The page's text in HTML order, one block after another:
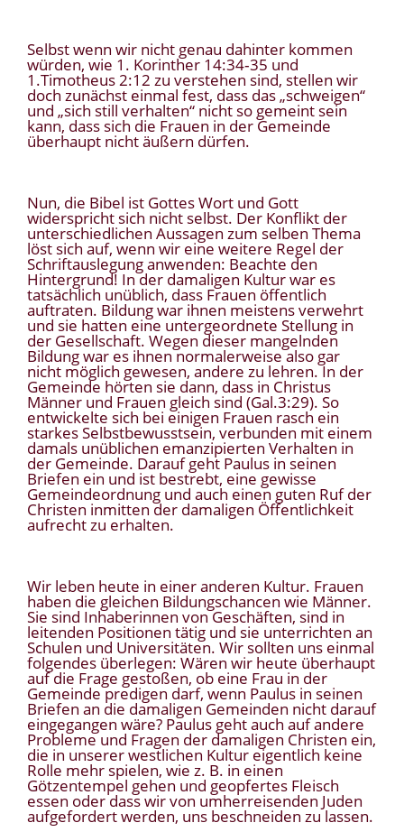
Selbst wenn wir nicht genau dahinter kommen
würden, wie 1. Korinther 14:34‑35 und
1.Timotheus 2:12 zu verstehen sind, stellen wir
doch zunächst einmal fest, dass das „schweigen“
und „sich still verhalten“ nicht so gemeint sein
kann, dass sich die Frauen in der Gemeinde
überhaupt nicht äußern dürfen.
Nun, die Bibel ist Gottes Wort und Gott
widerspricht sich nicht selbst. Der Konflikt der
unterschiedlichen Aussagen zum selben Thema
löst sich auf, wenn wir eine weitere Regel der
Schriftauslegung anwenden: Beachte den
Hintergrund! In der damaligen Kultur war es
tatsächlich unüblich, dass Frauen öffentlich
auftraten. Bildung war ihnen meistens verwehrt
und sie hatten eine untergeordnete Stellung in
der Gesellschaft. Wegen dieser mangelnden
Bildung war es ihnen normalerweise also gar
nicht möglich gewesen, andere zu lehren. In der
Gemeinde hörten sie dann, dass in Christus
Männer und Frauen gleich sind (Gal.3:29). So
entwickelte sich bei einigen Frauen rasch ein
starkes Selbstbewusstsein, verbunden mit einem
damals unüblichen emanzipierten Verhalten in
der Gemeinde. Darauf geht Paulus in seinen
Briefen ein und ist bestrebt, eine gewisse
Gemeindeordnung und auch einen guten Ruf der
Christen inmitten der damaligen Öffentlichkeit
aufrecht zu erhalten.
Wir leben heute in einer anderen Kultur. Frauen
haben die gleichen Bildungschancen wie Männer.
Sie sind Inhaberinnen von Geschäften, sind in
leitenden Positionen tätig und sie unterrichten an
Schulen und Universitäten. Wir sollten uns einmal
folgendes überlegen: Wären wir heute überhaupt
auf die Frage gestoßen, ob eine Frau in der
Gemeinde predigen darf, wenn Paulus in seinen
Briefen an die damaligen Gemeinden nicht darauf
eingegangen wäre? Paulus geht auch auf andere
Probleme und Fragen der damaligen Christen ein,
die in unserer westlichen Kultur eigentlich keine
Rolle mehr spielen, wie z. B. in einen
Götzentempel gehen und geopfertes Fleisch
essen oder dass wir von umherreisenden Juden
aufgefordert werden, uns beschneiden zu lassen.